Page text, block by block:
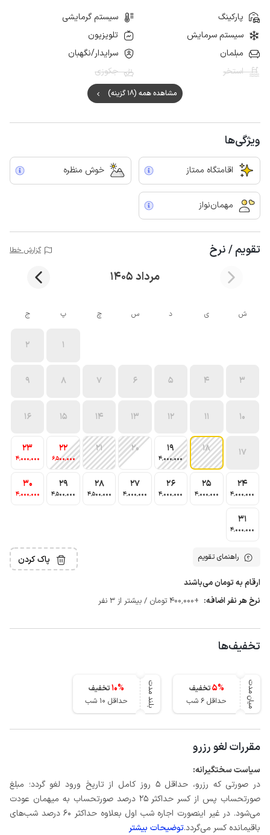
پارکینگ
سیستم گرمایشی
سیستم سرمایش
تلویزیون
مبلمان
سرایدار/نگهبان
استخر
جکوزی
مشاهده همه (18 گزینه)
ویژگی‌ها
اقامتگاه ممتاز خوش منظره
مهمان‌نواز
تقویم / نرخ گزارش خطا
مرداد 1405
ش ی د س چ پ ج
1
2
3
4
5
6
7
8
9
10
11
12
13
14
15
16
17
18
19
4٬000٬000
20
21
22
6٬500٬000
23
4٬000٬000
24
4٬000٬000
25
4٬000٬000
26
4٬000٬000
27
4٬000٬000
28
4٬500٬000
29
4٬500٬000
30
4٬000٬000
31
4٬000٬000
راهنمای تقویم پاک کردن
ارقام به تومان می‌باشند
نرخ هر نفر اضافه: +400٬000 تومان / بیشتر از 3 نفر
تخفیف‌ها
میان مدت 5%
تخفیف
حداقل 6 شب
بلند مدت 10%
تخفیف
حداقل 10 شب
مقررات لغو رزرو
سیاست سختگیرانه:
در صورتی که رزرو، حداقل 5 روز کامل از تاریخ ورود لغو گردد؛ مبلغ
صورتحساب پس از کسر حداکثر 25 درصد صورتحساب به میهمان عودت
می‌شود. در غیر اینصورت اجاره شب اول بعلاوه حداکثر 60 درصد شب‌های
باقیمانده کسر می‌گردد.توضیحات بیشتر